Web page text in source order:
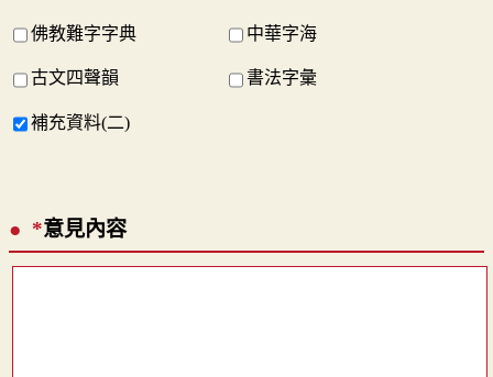
佛教難字字典 中華字海
古文四聲韻 書法字彙
補充資料(二)
*意見內容